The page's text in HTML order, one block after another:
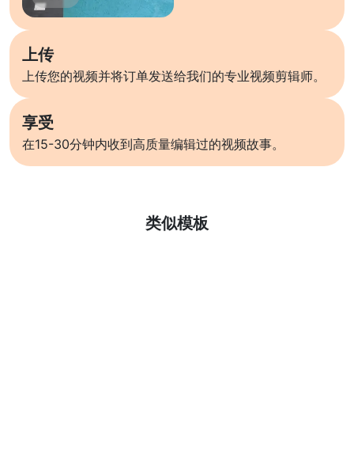
上传
上传您的视频并将订单发送给我们的专业视频剪辑师。
享受
在15-30分钟内收到高质量编辑过的视频故事。
类似模板
了解更多